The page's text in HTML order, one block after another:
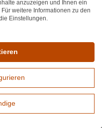
Suche
anzuzeigen und Ihnen ein
weitere Informationen zu den
Einstellungen.